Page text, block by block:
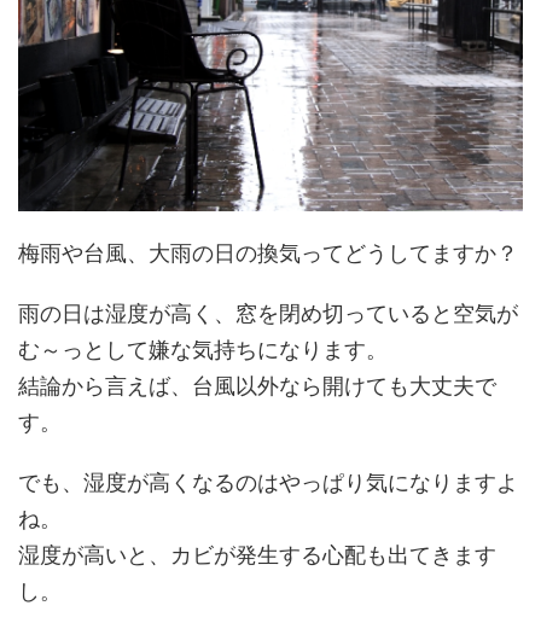
梅雨や台風、大雨の日の換気ってどうしてますか？
雨の日は湿度が高く、窓を閉め切っていると空気が
む～っとして嫌な気持ちになります。
結論から言えば、台風以外なら開けても大丈夫で
す。
でも、湿度が高くなるのはやっぱり気になりますよ
ね。
湿度が高いと、カビが発生する心配も出てきます
し。